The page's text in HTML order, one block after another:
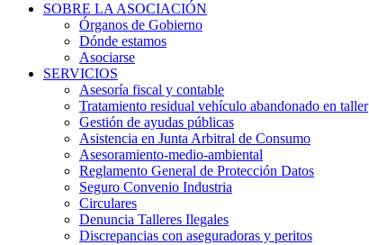
SOBRE LA ASOCIACIÓN
Órganos de Gobierno
Dónde estamos
Asociarse
SERVICIOS
Asesoría fiscal y contable
Tratamiento residual vehículo abandonado en taller
Gestión de ayudas públicas
Asistencia en Junta Arbitral de Consumo
Asesoramiento-medio-ambiental
Reglamento General de Protección Datos
Seguro Convenio Industria
Circulares
Denuncia Talleres Ilegales
Discrepancias con aseguradoras y peritos